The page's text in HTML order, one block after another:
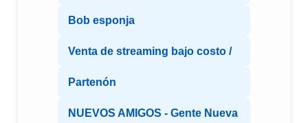
Bob esponja
Venta de streaming bajo costo /
Partenón
NUEVOS AMIGOS - Gente Nueva